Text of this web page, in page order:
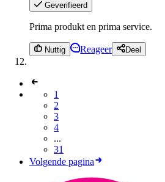
Geverifieerd
Prima produkt en prima service.
Nuttig Reageer Deel
1
2
3
4
...
31
Volgende pagina